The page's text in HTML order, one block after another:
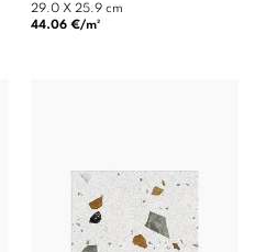
29.0 X 25.9 cm
44.06 €/m²